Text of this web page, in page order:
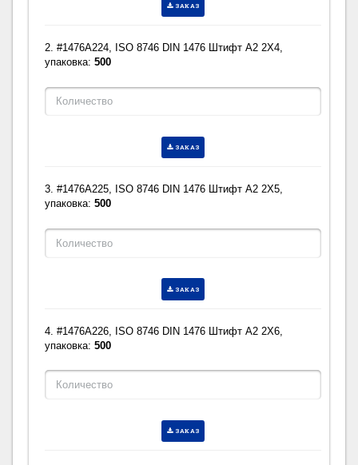
ЗАКАЗ
2. #1476A224, ISO 8746 DIN 1476 Штифт A2 2X4,
упаковка:500
ЗАКАЗ
3. #1476A225, ISO 8746 DIN 1476 Штифт A2 2X5,
упаковка:500
ЗАКАЗ
4. #1476A226, ISO 8746 DIN 1476 Штифт A2 2X6,
упаковка:500
ЗАКАЗ